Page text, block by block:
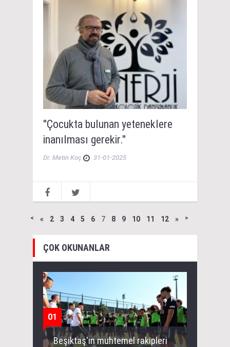
''Çocukta bulunan yeteneklere
inanılması gerekir.''
Dr. Metin Koç 31-01-2025
˂ « 2 3 4 5 6 7 8 9 10 11 12 » ˃
ÇOK OKUNANLAR
01
Beşiktaş'ın muhtemel rakipleri